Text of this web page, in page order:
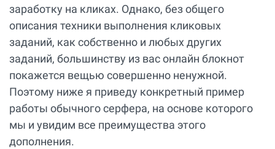
заработку на кликах. Однако, без общего
описания техники выполнения кликовых
заданий, как собственно и любых других
заданий, большинству из вас онлайн блокнот
покажется вещью совершенно ненужной.
Поэтому ниже я приведу конкретный пример
работы обычного серфера, на основе которого
мы и увидим все преимущества этого
дополнения.